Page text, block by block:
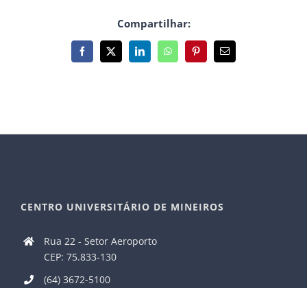
Compartilhar:
Facebook
X LinkedInWhatsAppPinterest
E-
mail
CENTRO UNIVERSITÁRIO DE MINEIROS
Rua 22 - Setor Aeroporto
CEP: 75.833-130
(64) 3672-5100